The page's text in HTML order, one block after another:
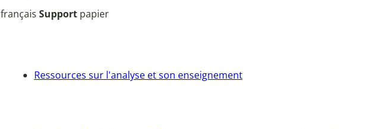
français Support papier
Ressources sur l'analyse et son enseignement